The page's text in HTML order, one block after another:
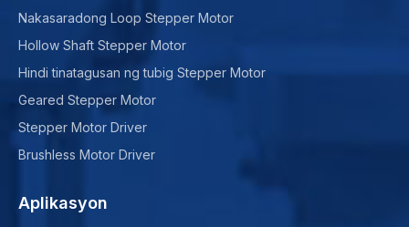
Nakasaradong Loop Stepper Motor
Hollow Shaft Stepper Motor
Hindi tinatagusan ng tubig Stepper Motor
Geared Stepper Motor
Stepper Motor Driver
Brushless Motor Driver
Aplikasyon